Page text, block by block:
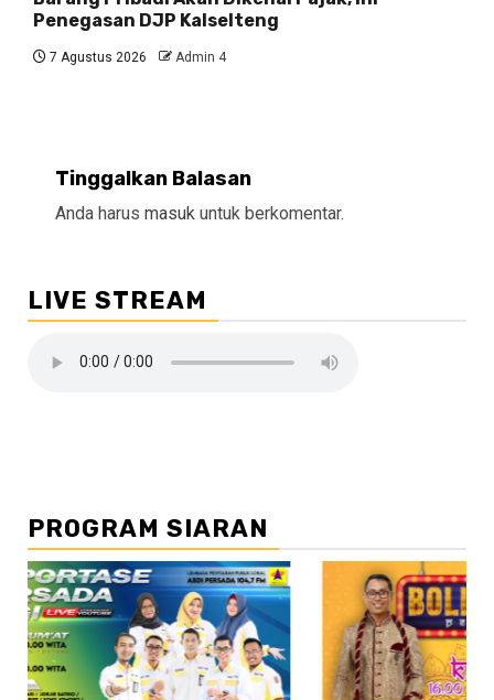
Penegasan DJP Kalselteng
7 Agustus 2026 Admin 4
Tinggalkan Balasan
Anda harus masuk untuk berkomentar.
LIVE STREAM
PROGRAM SIARAN
//2